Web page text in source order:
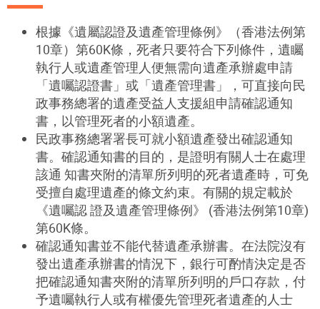
根據《遺屬認證及遺產管理條例》（香港法例第
10章）第60K條，死者只要符合下列條件，遺矚
執行人或遺產管理人便無需向遺產承辦處申請
「遺囑認證書」或「遺產管理書」，可直接向民
政事務總署的遺產受益人支援組申請確認通知
書，以管理死者的小額遺產。
民政事務總署署長可就小額遺產發出確認通知
書。確認通知書的目的，是證明有關人士在處理
該通 知書夾附的清單所列明的死者遺產時，可免
受擅自處理遺產的條文約束。有關的規定載於
《遺囑認 證及遺產管理條例》 (香港法例第10章)
第60K條。
確認通知書並不能代替遺產承辦書。在法院沒有
發出遺產承辦書的情況下，銀行可酌情決定是否
把確認通知書夾附的清單所列明的戶口存款，付
予遺囑執行人或有權優先管理死者遺產的人士